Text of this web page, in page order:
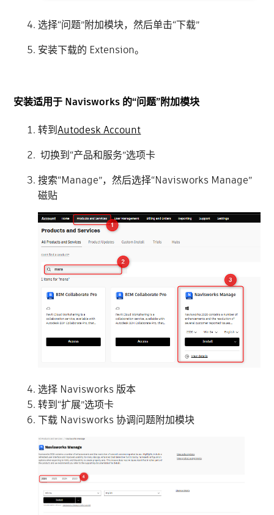
选择“问题”附加模块，然后单击“下载”
安装下载的 Extension。
安装适用于 Navisworks 的“问题”附加模块
转到Autodesk Account
切换到“产品和服务”选项卡
搜索“Manage”，然后选择“Navisworks Manage”
磁贴
选择 Navisworks 版本
转到“扩展”选项卡
下载 Navisworks 协调问题附加模块